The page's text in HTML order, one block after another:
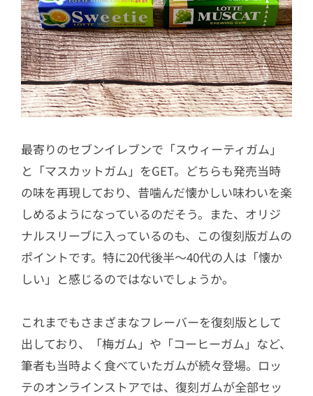
最寄りのセブンイレブンで「スウィーティガム」
と「マスカットガム」をGET。どちらも発売当時
の味を再現しており、昔噛んだ懐かしい味わいを楽
しめるようになっているのだそう。また、オリジ
ナルスリーブに入っているのも、この復刻版ガムの
ポイントです。特に20代後半〜40代の人は「懐か
しい」と感じるのではないでしょうか。
これまでもさまざまなフレーバーを復刻版として
出しており、「梅ガム」や「コーヒーガム」など、
筆者も当時よく食べていたガムが続々登場。ロッ
テのオンラインストアでは、復刻ガムが全部セッ